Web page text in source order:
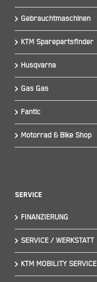
Gebrauchtmaschinen
KTM Sparepartsfinder
Husqvarna
Gas Gas
Fantic
Motorrad & Bike Shop
Service
FINANZIERUNG
SERVICE / WERKSTATT
KTM MOBILITY SERVICE